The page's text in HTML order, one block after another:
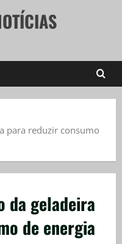
para reduzir consumo
da geladeira
de energia